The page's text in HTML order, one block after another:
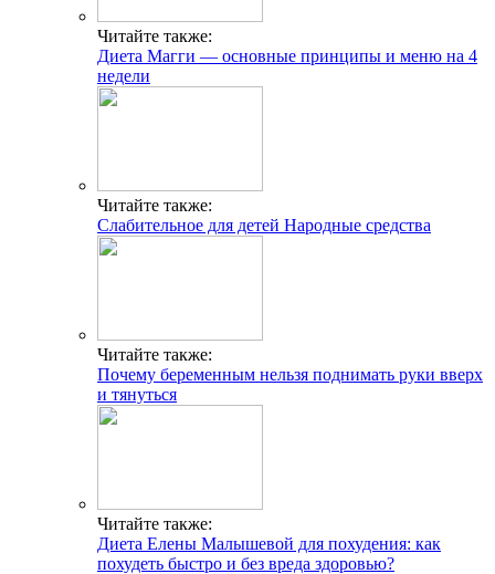
Читайте также:
Диета Магги — основные принципы и меню на 4
недели
Читайте также:
Слабительное для детей Народные средства
Читайте также:
Почему беременным нельзя поднимать руки вверх
и тянуться
Читайте также:
Диета Елены Малышевой для похудения: как
похудеть быстро и без вреда здоровью?